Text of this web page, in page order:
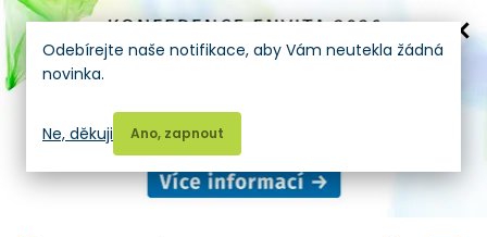
Odebírejte naše notifikace, aby Vám neutekla žádná
novinka.
Ano, zapnout
Ne, děkuji